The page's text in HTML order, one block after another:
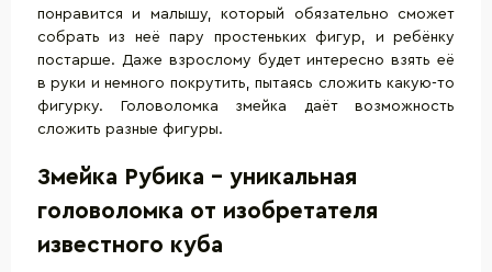
понравится и малышу, который обязательно сможет
собрать из неё пару простеньких фигур, и ребёнку
постарше. Даже взрослому будет интересно взять её
в руки и немного покрутить, пытаясь сложить какую-то
фигурку. Головоломка змейка даёт возможность
сложить разные фигуры.
Змейка Рубика – уникальная
головоломка от изобретателя
известного куба